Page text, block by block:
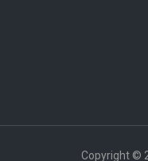
Copyright ©